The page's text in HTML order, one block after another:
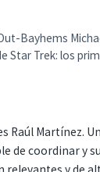
Bayhems
Star Trek: los
Raúl Martínez.
de coordinar y
relevantes y de